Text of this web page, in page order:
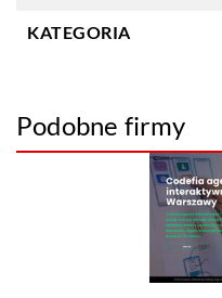
KATEGORIA
Podobne firmy